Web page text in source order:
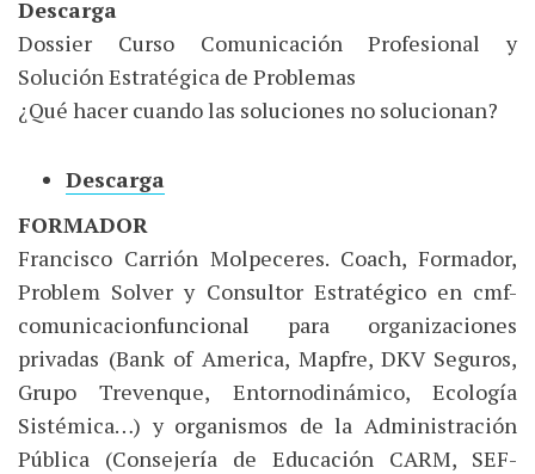
Descarga
Dossier Curso Comunicación Profesional y
Solución Estratégica de Problemas
¿Qué hacer cuando las soluciones no solucionan?
Descarga
FORMADOR
Francisco Carrión Molpeceres. Coach, Formador,
Problem Solver y Consultor Estratégico en cmf-
comunicacionfuncional para organizaciones
privadas (Bank of America, Mapfre, DKV Seguros,
Grupo Trevenque, Entornodinámico, Ecología
Sistémica…) y organismos de la Administración
Pública (Consejería de Educación CARM, SEF-